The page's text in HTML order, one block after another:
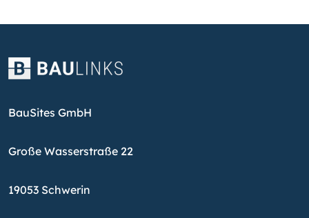
BauSites GmbH
Große Wasserstraße 22
19053 Schwerin